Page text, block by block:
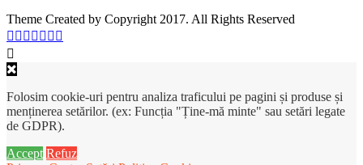
Theme Created by Copyright 2017. All Rights Reserved
Folosim cookie-uri pentru analiza traficului pe pagini și produse și
menținerea setărilor. (ex: Funcția "Ține-mă minte" sau setări legate
de GDPR).
Accept Refuz